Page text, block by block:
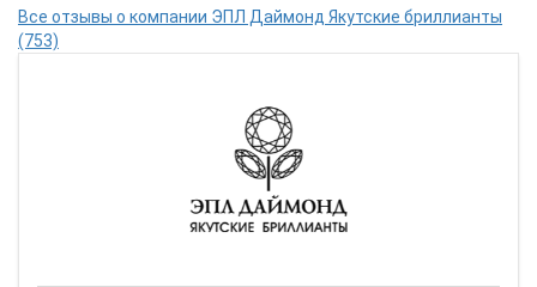
Все отзывы о компании ЭПЛ Даймонд Якутские бриллианты
(753)